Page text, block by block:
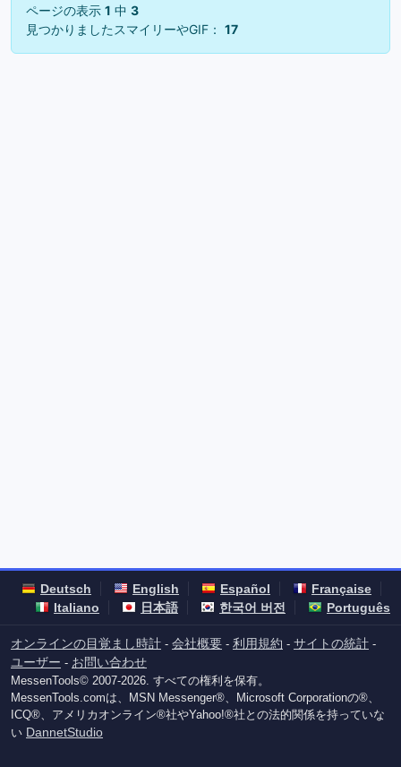
ページの表示 1 中 3
見つかりましたスマイリーやGIF： 17
Deutsch English Español
Française
Italiano
日本語 한국어 버전 Português
オンラインの目覚まし時計 - 会社概要 - 利用規約 - サイトの統計 -
ユーザー - お問い合わせ
MessenTools© 2007-2026. すべての権利を保有。
MessenTools.comは、MSN Messenger®、Microsoft Corporationの®、
ICQ®、アメリカオンライン®社やYahoo!®社との法的関係を持っていな
い DannetStudio